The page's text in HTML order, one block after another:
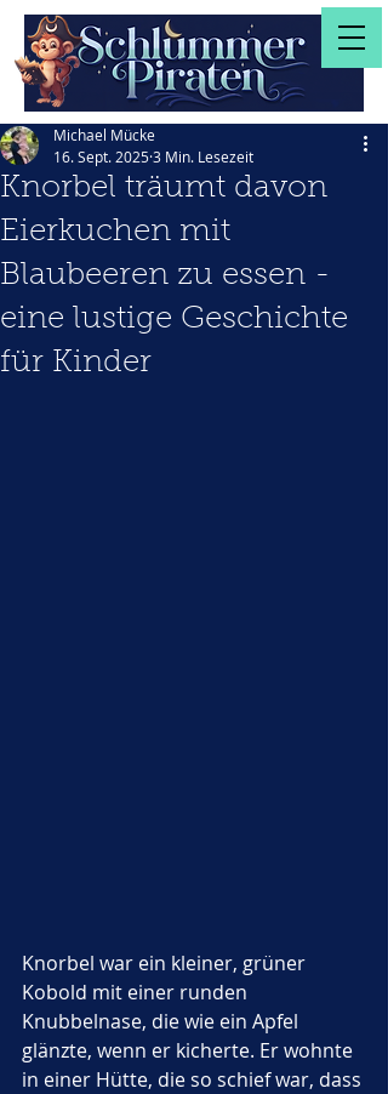
Knorbel träumt davon
Eierkuchen mit
Blaubeeren zu essen -
eine lustige Geschichte
für Kinder
Michael Mücke
16. Sept. 20253 Min. Lesezeit
Knorbel war ein kleiner, grüner
Kobold mit einer runden
Knubbelnase, die wie ein Apfel
glänzte, wenn er kicherte. Er wohnte
in einer Hütte, die so schief war, dass